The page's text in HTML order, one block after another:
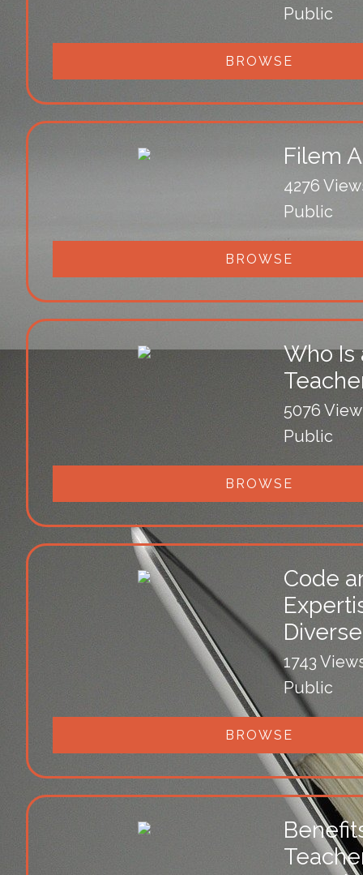
Public
BROWSE
Filem
4276
Public
BROWSE
Who Is
5076
Public
BROWSE
Code
1743
Public
BROWSE